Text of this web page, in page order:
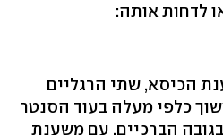
לדחות אותה:
הכיסא, שתי הרגליים
כלפי מעלה בעוד הסנטר
הברכיים, עם משענת